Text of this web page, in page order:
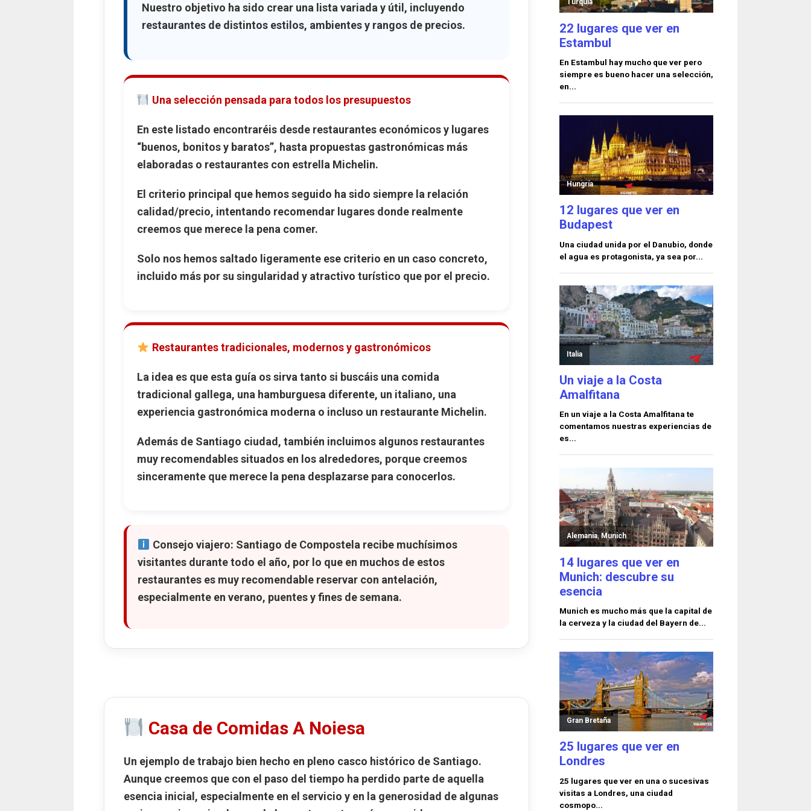
Restaurante Simpar
Dónde comer la mejor hamburguesa en Santiago de Compostela
Nuestro objetivo ha sido crear una lista variada y útil, incluyendo
restaurantes de distintos estilos, ambientes y rangos de precios.
Una selección pensada para todos los presupuestos
En este listado encontraréis desde restaurantes económicos y lugares
“buenos, bonitos y baratos”, hasta propuestas gastronómicas más
elaboradas o restaurantes con estrella Michelin.
El criterio principal que hemos seguido ha sido siempre la relación
calidad/precio, intentando recomendar lugares donde realmente
creemos que merece la pena comer.
Solo nos hemos saltado ligeramente ese criterio en un caso concreto,
incluido más por su singularidad y atractivo turístico que por el precio.
Restaurantes tradicionales, modernos y gastronómicos
La idea es que esta guía os sirva tanto si buscáis una comida
tradicional gallega, una hamburguesa diferente, un italiano, una
experiencia gastronómica moderna o incluso un restaurante Michelin.
Además de Santiago ciudad, también incluimos algunos restaurantes
muy recomendables situados en los alrededores, porque creemos
sinceramente que merece la pena desplazarse para conocerlos.
Consejo viajero: Santiago de Compostela recibe muchísimos
visitantes durante todo el año, por lo que en muchos de estos
restaurantes es muy recomendable reservar con antelación,
especialmente en verano, puentes y fines de semana.
Casa de Comidas A Noiesa
Un ejemplo de trabajo bien hecho en pleno casco histórico de Santiago.
Aunque creemos que con el paso del tiempo ha perdido parte de aquella
esencia inicial, especialmente en el servicio y en la generosidad de algunas